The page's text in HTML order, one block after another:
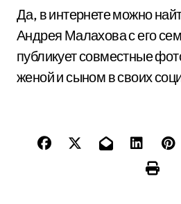
Да, в интернете можно
Андрея Малахова с его
публикует совместные
женой и сыном в своих